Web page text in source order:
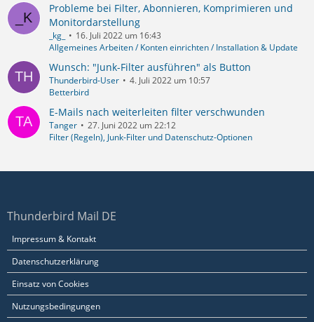
Probleme bei Filter, Abonnieren, Komprimieren und
Monitordarstellung
_kg_
16. Juli 2022 um 16:43
Allgemeines Arbeiten / Konten einrichten / Installation & Update
Wunsch: "Junk-Filter ausführen" als Button
Thunderbird-User
4. Juli 2022 um 10:57
Betterbird
E-Mails nach weiterleiten filter verschwunden
Tanger
27. Juni 2022 um 22:12
Filter (Regeln), Junk-Filter und Datenschutz-Optionen
Thunderbird Mail DE
Impressum & Kontakt
Datenschutzerklärung
Einsatz von Cookies
Nutzungsbedingungen